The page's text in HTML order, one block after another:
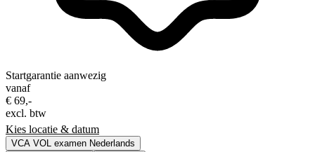
Startgarantie aanwezig
vanaf
€ 69,-
excl. btw
Kies locatie & datum
VCA VOL examen Nederlands